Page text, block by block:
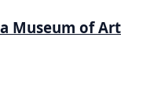
Museum of Art